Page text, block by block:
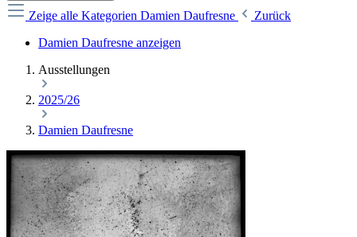
Zeige alle Kategorien Damien Daufresne
Zurück
Damien Daufresne anzeigen
Ausstellungen
2025/26
Damien Daufresne